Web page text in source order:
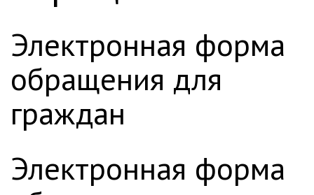
электронная форма
обращения для
граждан
электронная форма